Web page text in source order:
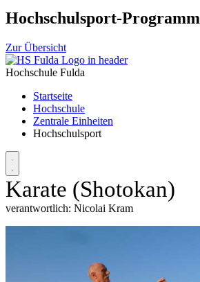
Hochschulsport-Programm
Zur Übersicht
Hochschule Fulda
Startseite
Hochschule
Zentrale Einheiten
Hochschulsport
Karate (Shotokan)
verantwortlich: Nicolai Kram